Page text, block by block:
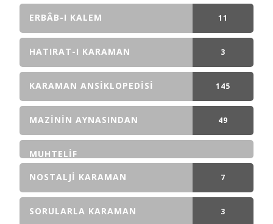
ERBÂB-I KALEM 11
GÖNDERI(LER)
HATIRAT-I KARAMAN 3
GÖNDERI(LER)
KARAMAN ANSIKLOPEDISI 145
GÖNDERI(LER)
MAZININ AYNASINDAN 49
MUHTELIF
NOSTALJI KARAMAN
7
GÖNDERI(LER)
SORULARLA KARAMAN 3